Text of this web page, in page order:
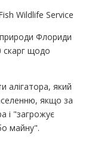
Wildlife Service
Флориди
скарг щодо
алігатора, який
якщо за
і "загрожує
майну".